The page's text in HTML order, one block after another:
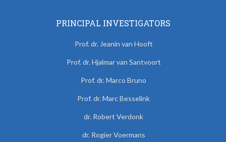
PRINCIPAL INVESTIGATORS
Prof. dr. Jeanin van Hooft
Prof. dr. Hjalmar van Santvoort
Prof. dr. Marco Bruno
Prof. dr. Marc Besselink
dr. Robert Verdonk
dr. Rogier Voermans